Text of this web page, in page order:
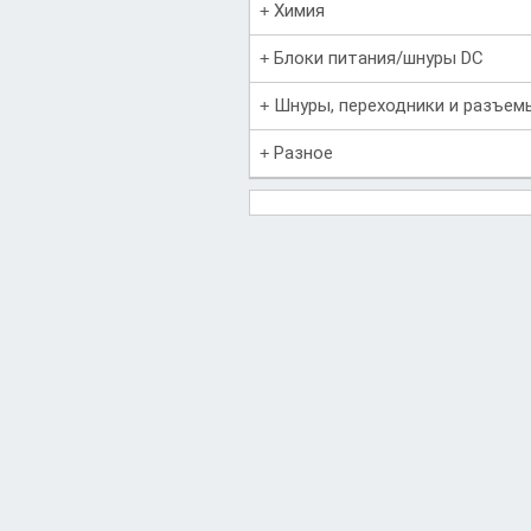
Химия
Блоки питания/шнуры DC
Шнуры, переходники и
Разное